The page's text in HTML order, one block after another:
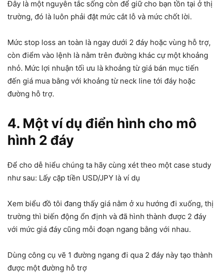
Đây là một nguyên tắc sống còn để giữ cho bạn tồn tại ở thị
trường, đó là luôn phải đặt mức cắt lỗ và mức chốt lời.
Mức stop loss an toàn là ngay dưới 2 đáy hoặc vùng hỗ trợ,
còn điểm vào lệnh là nằm trên đường khác cự một khoảng
nhỏ. Mức lợi nhuận tối ưu là khoảng từ giá bán mục tiến
đến giá mua bằng với khoảng từ neck line tới đáy hoặc
đường hỗ trợ.
4. Một ví dụ điển hình cho mô
hình 2 đáy
Để cho dễ hiểu chúng ta hãy cùng xét theo một case study
như sau: Lấy cặp tiền USD/JPY là ví dụ
Xem biểu đồ tôi đang thấy giá nằm ở xu hướng đi xuống, thị
trường thì biến động ổn định và đã hình thành được 2 đáy
với mức giá đáy cũng mỗi đoạn ngang bằng với nhau.
Dùng công cụ vẽ 1 đường ngang đi qua 2 đáy này tạo thành
được một đường hỗ trợ